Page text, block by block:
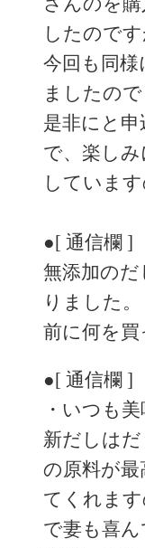
したので
今回も同
ましたので
是非にと
で、楽しみ
していま
●[ 通信欄 ]
無添加の
りました。
前に何を
●[ 通信欄 ]
・いつも
新だしは
の原料が
てくれま
で妻も喜